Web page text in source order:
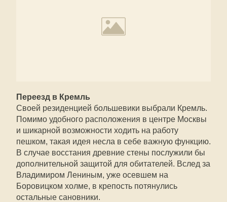
Переезд в Кремль
Своей резиденцией большевики выбрали Кремль.
Помимо удобного расположения в центре Москвы
и шикарной возможности ходить на работу
пешком, такая идея несла в себе важную функцию.
В случае восстания древние стены послужили бы
дополнительной защитой для обитателей. Вслед за
Владимиром Лениным, уже осевшем на
Боровицком холме, в крепость потянулись
остальные сановники.